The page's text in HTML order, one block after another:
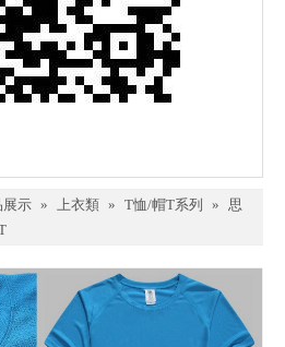
展示 » 上衣類 » T恤/帽T系列 » 思